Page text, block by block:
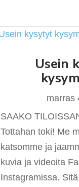
Usein
marras
SAAKO
Tottahan toki! Me
katsomme ja
kuvia ja videoita
Instagramissa.